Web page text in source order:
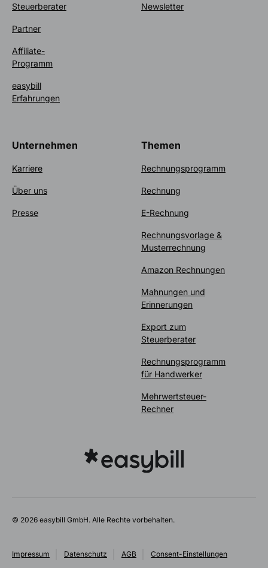
Steuerberater
Partner
Affiliate-
Programm
easybill
Erfahrungen
Newsletter
Unternehmen
Karriere
Über uns
Presse
Themen
Rechnungsprogramm
Rechnung
E-Rechnung
Rechnungsvorlage &
Musterrechnung
Amazon Rechnungen
Mahnungen und
Erinnerungen
Export zum
Steuerberater
Rechnungsprogramm
für Handwerker
Mehrwertsteuer-
Rechner
© 2026 easybill GmbH. Alle Rechte vorbehalten.
Impressum Datenschutz AGB Consent-Einstellungen